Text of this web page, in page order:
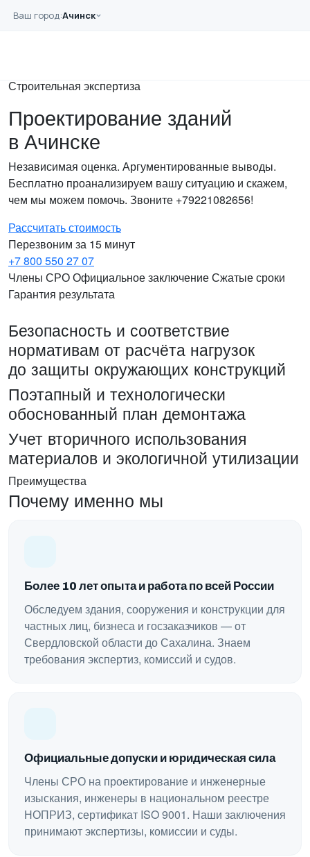
Ваш город:Ачинск
Главная
Строительная экспертиза
Проектирование зданий
в Ачинске
Независимая оценка. Аргументированные выводы.
Бесплатно проанализируем вашу ситуацию и скажем,
чем мы можем помочь. Звоните +79221082656!
Рассчитать стоимость
Перезвоним за 15 минут
+7 800 550 27 07
Члены СРООфициальное заключениеСжатые сроки
Гарантия результата
Безопасность и соответствие
нормативам от расчёта нагрузок
до защиты окружающих конструкций
Поэтапный и технологически
обоснованный план демонтажа
Учет вторичного использования
материалов и экологичной утилизации
Преимущества
Почему именно мы
Более 10 лет опыта и работа по всей России
Обследуем здания, сооружения и конструкции для
частных лиц, бизнеса и госзаказчиков — от
Свердловской области до Сахалина. Знаем
требования экспертиз, комиссий и судов.
Официальные допуски и юридическая сила
Члены СРО на проектирование и инженерные
изыскания, инженеры в национальном реестре
НОПРИЗ, сертификат ISO 9001. Наши заключения
принимают экспертизы, комиссии и суды.